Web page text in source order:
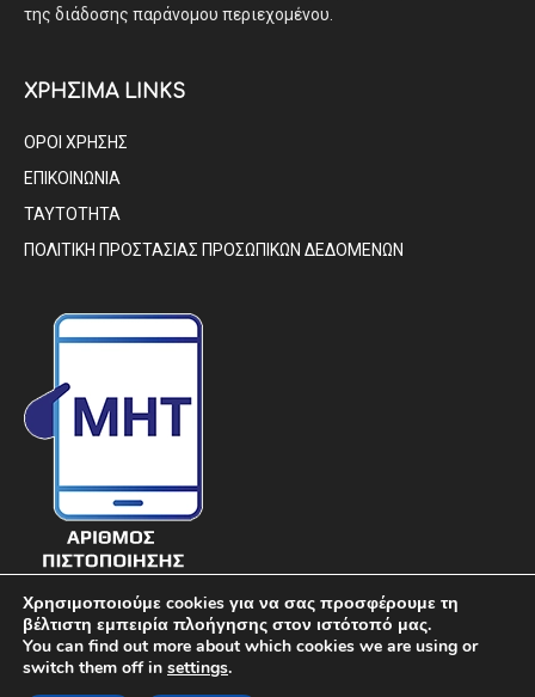
της διάδοσης παράνομου περιεχομένου.
ΧΡΗΣΙΜΑ LINKS
ΟΡΟΙ ΧΡΗΣΗΣ
ΕΠΙΚΟΙΝΩΝΙΑ
ΤΑΥΤΟΤΗΤΑ
ΠΟΛΙΤΙΚΗ ΠΡΟΣΤΑΣΙΑΣ ΠΡΟΣΩΠΙΚΩΝ ΔΕΔΟΜΕΝΩΝ
Χρησιμοποιούμε cookies για να σας προσφέρουμε τη
βέλτιστη εμπειρία πλοήγησης στον ιστότοπό μας.
You can find out more about which cookies we are using or
switch them off in settings.